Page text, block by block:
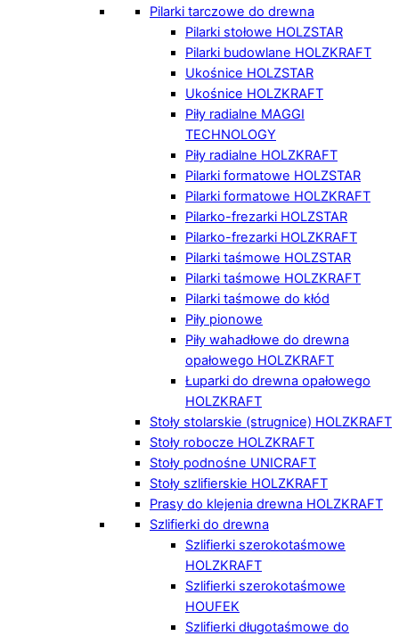
Pilarki tarczowe do drewna
Pilarki stołowe HOLZSTAR
Pilarki budowlane HOLZKRAFT
Ukośnice HOLZSTAR
Ukośnice HOLZKRAFT
Piły radialne MAGGI
TECHNOLOGY
Piły radialne HOLZKRAFT
Pilarki formatowe HOLZSTAR
Pilarki formatowe HOLZKRAFT
Pilarko-frezarki HOLZSTAR
Pilarko-frezarki HOLZKRAFT
Pilarki taśmowe HOLZSTAR
Pilarki taśmowe HOLZKRAFT
Pilarki taśmowe do kłód
Piły pionowe
Piły wahadłowe do drewna
opałowego HOLZKRAFT
Łuparki do drewna opałowego
HOLZKRAFT
Stoły stolarskie (strugnice) HOLZKRAFT
Stoły robocze HOLZKRAFT
Stoły podnośne UNICRAFT
Stoły szlifierskie HOLZKRAFT
Prasy do klejenia drewna HOLZKRAFT
Szlifierki do drewna
Szlifierki szerokotaśmowe
HOLZKRAFT
Szlifierki szerokotaśmowe
HOUFEK
Szlifierki długotaśmowe do